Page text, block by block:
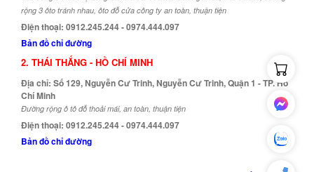
rộng 3 ôto tránh nhau, ôto đỗ cửa công ty an toàn, thuận tiện
Điện thoại: 0912.245.244 - 0974.444.097
Bản đồ chỉ đường
2. THÁI THẮNG - HỒ CHÍ MINH
Địa chỉ: Số 129, Nguyễn Cư Trinh, Nguyễn Cư Trinh, Quận 1 - TP. Hồ
Chí Minh
Đường rộng ô tô đỗ thoải mái, an toàn, thuận tiện
Điện thoại: 0912.245.244 - 0974.444.097
Bản đồ chỉ đường